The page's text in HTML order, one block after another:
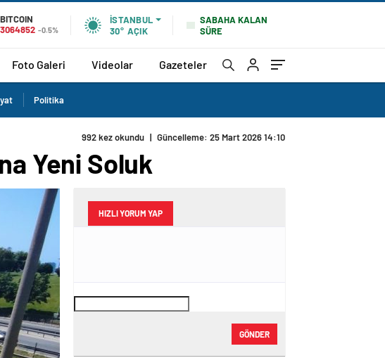
BITCOIN
3064852 -0.5%
İSTANBUL
30° AÇIK
SABAHA KALAN
SÜRE
Foto Galeri Videolar Gazeteler
Politika
992 kez okundu | Güncelleme: 25 Mart 2026 14:10
Yeni Soluk
HIZLI YORUM YAP
GÖNDER